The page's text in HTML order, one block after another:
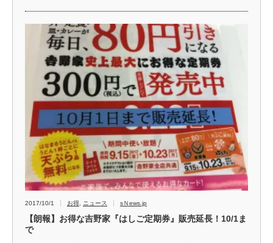
2017/10/1 お得 ニュース sＮews.jp
【朗報】お得な吉野家『はしご定期券』販売延長！10/1ま
で